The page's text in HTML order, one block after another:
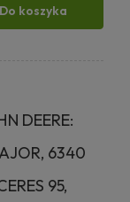
Do koszyka
DEERE:
6340
95,